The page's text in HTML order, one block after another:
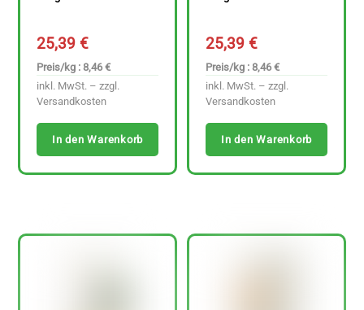
25,39€
Preis/kg : 8,46 €
inkl. MwSt. – zzgl.
Versandkosten
In den Warenkorb
25,39€
Preis/kg : 8,46 €
inkl. MwSt. – zzgl.
Versandkosten
In den Warenkorb